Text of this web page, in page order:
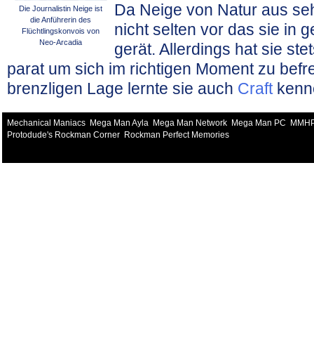
Die Journalistin Neige ist
die Anführerin des
Flüchtlingskonvois von
Neo-Arcadia
Da Neige von Natur aus
nicht selten vor das sie in
gerät. Allerdings hat sie
parat um sich im richtigen Moment zu
brenzligen Lage lernte sie auch Craft
Mechanical Maniacs Mega Man Ayla Mega Man Network Mega Man PC
Protodude's Rockman Corner
Rockman Perfect Memories